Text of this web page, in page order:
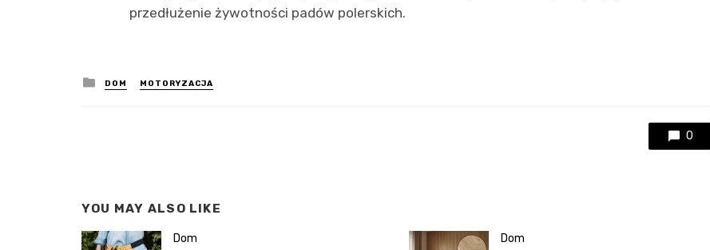
przedłużenie żywotności padów polerskich.
Posted
in
DOM MOTORYZACJA
0
YOU MAY ALSO LIKE
Dom Dom